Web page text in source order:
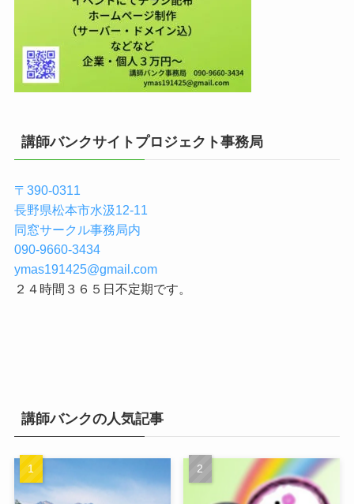
講師バンクサイトプロジェクト事務局
〒390-0311
長野県松本市水汲12-11
同窓サークル事務局内
090-9660-3434
ymas191425@gmail.com
２４時間３６５日不定期です。
講師バンクの人気記事